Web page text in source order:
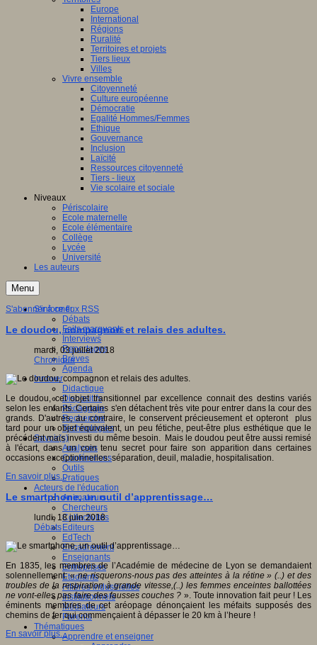
Europe
International
Régions
Ruralité
Territoires et projets
Tiers lieux
Villes
Vivre ensemble
Citoyenneté
Culture européenne
Démocratie
Egalité Hommes/Femmes
Ethique
Gouvernance
Inclusion
Laïcité
Ressources citoyenneté
Tiers - lieux
Vie scolaire et sociale
Niveaux
Périscolaire
Ecole maternelle
Ecole élémentaire
Collège
Lycée
Université
Les auteurs
Menu
S'informer
Débats
Faits marquants
Interviews
Reportages
Brèves
Agenda
Innover
Didactique
Dispositifs
Pédagogie
Recherche
Technologies
Savoir(s)
Analyses
Conférences
Outils
Pratiques
Acteurs de l'éducation
Animateurs
Chercheurs
Collectivités
Editeurs
EdTech
Encadrement
Enseignants
Entreprises
Etudiants
Filières industrielles
Institutionnels
Médiateurs
Parents
Thématiques
Apprendre et enseigner
S'abonner à ce flux RSS
Le doudou, compagnon et relais des adultes.
mardi, 03 juillet 2018
Chronique
Le doudou, cet objet transitionnel par excellence connait des destins variés
selon les enfants. Certains s'en détachent très vite pour entrer dans la cour des
grands. D'autres, au contraire, le conservent précieusement et opteront plus
tard pour un objet équivalent, un peu fétiche, peut-être plus esthétique que le
précédent mais investi du même besoin. Mais le doudou peut être aussi remisé
à l'écart, dans un coin tenu secret pour faire son apparition dans certaines
occasions exceptionnelles: séparation, deuil, maladie, hospitalisation.
En savoir plus...
Le smartphone, un outil d’apprentissage…
lundi, 18 juin 2018
Débats
En 1835, les membres de l’Académie de médecine de Lyon se demandaient
solennellement: «ne risquerons-nous pas des atteintes à la rétine » (..) et des
troubles de la respiration à grande vitesse,(..) les femmes enceintes ballottées
ne vont-elles pas faire des fausses couches ? ». Toute innovation fait peur ! Les
éminents membres de cet aréopage dénonçaient les méfaits supposés des
chemins de fer qui commençaient à dépasser le 20 km à l’heure !
En savoir plus...